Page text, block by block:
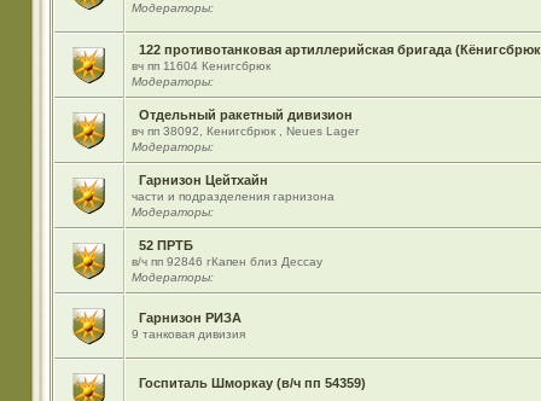
Модераторы:
122 противотанковая артиллерийская бригада
вч пп 11604 Кенигсбрюк
Модераторы:
Отдельный ракетный дивизион
вч пп 38092, Кенигсбрюк , Neues Lager
Модераторы:
Гарнизон Цейтхайн
части и подразделения гарнизона
Модераторы:
52 ПРТБ
в/ч пп 92846 гКапен близ Дессау
Модераторы:
Гарнизон РИЗА
9 танковая дивизия
Госпиталь Шморкау (в/ч пп 54359)